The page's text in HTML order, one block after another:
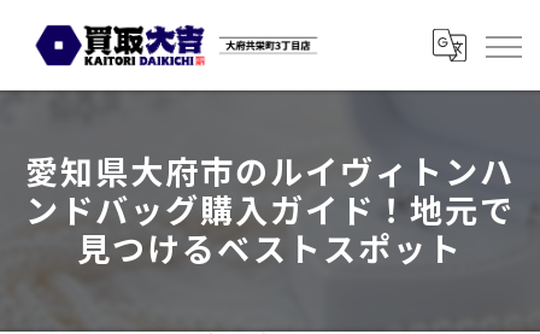
愛知県大府市のルイヴィトンハ
ンドバッグ購入ガイド！地元で
見つけるベストスポット